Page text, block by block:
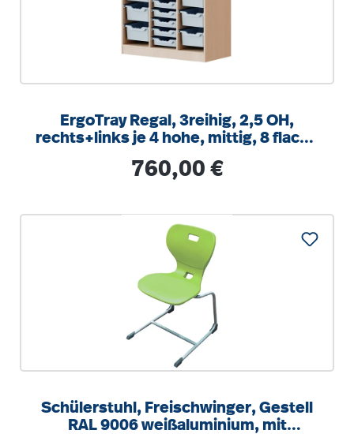
ErgoTray Regal, 3reihig, 2,5 OH,
rechts+links je 4 hohe, mittig, 8 flache
Regulärer Preis:
760,00 €
Schülerstuhl, Freischwinger, Gestell
RAL 9006 weißaluminium, mit